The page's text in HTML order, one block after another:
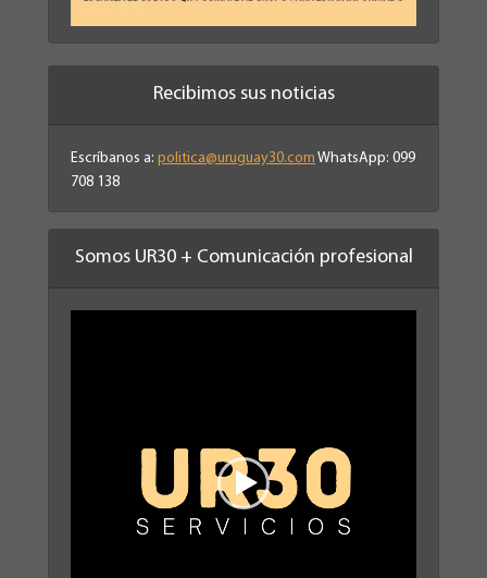
Recibimos sus noticias
Escríbanos a: politica@uruguay30.com WhatsApp: 099
708 138
Somos UR30 + Comunicación profesional